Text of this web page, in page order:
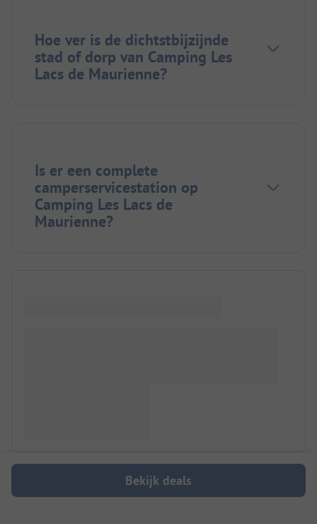
Hoe ver is de dichtstbijzijnde
stad of dorp van Camping Les
Lacs de Maurienne?
Is er een complete
camperservicestation op
Camping Les Lacs de
Maurienne?
Bekijk deals